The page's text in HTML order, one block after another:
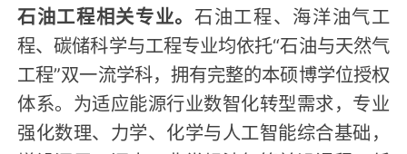
石油工程相关专业。 石油工程、海洋油气工
程、碳储科学与工程专业均依托“石油与天然气
工程”双一流学科，拥有完整的本硕博学位授权
体系。为适应能源行业数智化转型需求，专业
强化数理、力学、化学与人工智能综合基础，